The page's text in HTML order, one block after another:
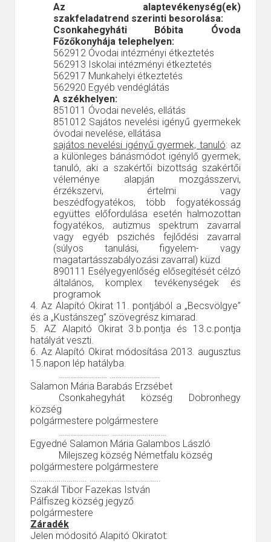
Az alaptevékenység(ek)
szakfeladatrend szerinti besorolása:
Csonkahegyháti Bóbita Óvoda
Főzőkonyhája telephelyen:
562912 Óvodai intézményi étkeztetés
562913 Iskolai intézményi étkeztetés
562917 Munkahelyi étkeztetés
562920 Egyéb vendéglátás
A székhelyen:
851011 Óvodai nevelés, ellátás
851012 Sajátos nevelési igényű gyermekek
óvodai nevelése, ellátása
sajátos nevelési igényű gyermek, tanuló: az
a különleges bánásmódot igénylő gyermek,
tanuló, aki a szakértői bizottság szakértői
véleménye alapján mozgásszervi,
érzékszervi, értelmi vagy
beszédfogyatékos, több fogyatékosság
együttes előfordulása esetén halmozottan
fogyatékos, autizmus spektrum zavarral
vagy egyéb pszichés fejlődési zavarral
(súlyos tanulási, figyelem- vagy
magatartásszabályozási zavarral) küzd
890111 Esélyegyenlőség elősegítését célzó
általános, komplex tevékenységek és
programok
4. Az Alapító Okirat 11. pontjából a „Becsvölgye”
és a „Kustánszeg” szövegrész kimarad.
5. AZ Alapitó Okirat 3.b.pontja és 13.c.pontja
hatályát veszti.
6. Az Alapító Okirat módosítása 2013. augusztus
15.napon lép hatályba.
…………………… …………………….
Salamon Mária Barabás Erzsébet
Csonkahegyhát község
Dobronhegy
község
polgármestere polgármestere
……………………. ………………………
Egyedné Salamon Mária Galambos László
Milejszeg község Németfalu község
polgármestere polgármestere
………………………. ……………………………..
Szakál Tibor Fazekas István
Pálfiszeg község jegyző
polgármestere
Záradék
Jelen módositó Alapitó Okiratot: